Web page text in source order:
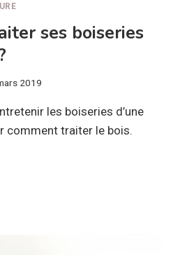
ses boiseries
2019
les boiseries d’une
comment traiter le bois.